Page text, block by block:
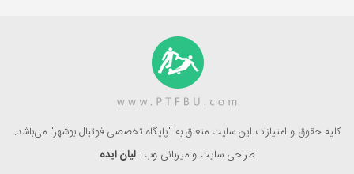
کلیه حقوق و امتیازات این سایت متعلق به "پایگاه تخصصی فوتبال بوشهر" می‌باشد.
طراحی سایت و میزبانی وب :لیان ایده